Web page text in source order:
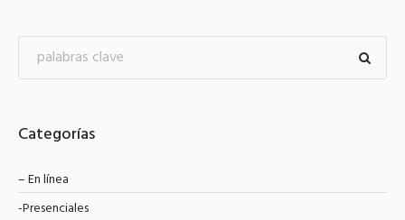
Categorías
– En línea
-Presenciales